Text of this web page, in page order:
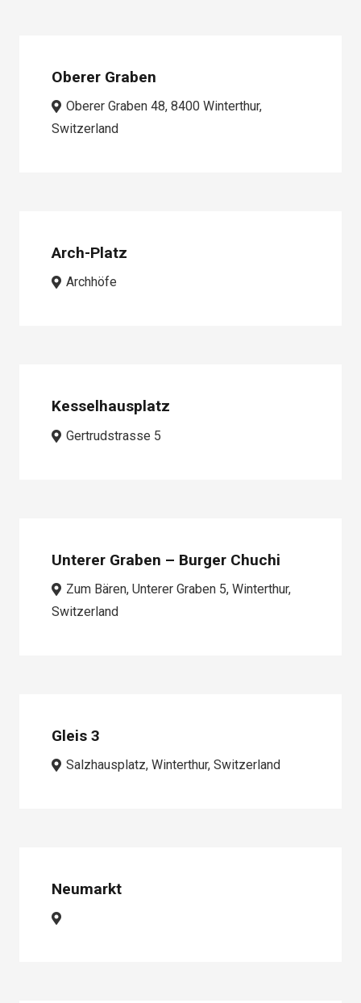
Oberer Graben
Oberer Graben 48, 8400 Winterthur,
Switzerland
Arch-Platz
Archhöfe
Kesselhausplatz
Gertrudstrasse 5
Unterer Graben – Burger Chuchi
Zum Bären, Unterer Graben 5, Winterthur,
Switzerland
Gleis 3
Salzhausplatz, Winterthur, Switzerland
Neumarkt